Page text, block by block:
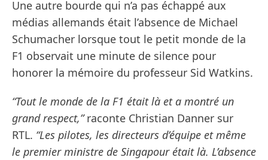
Une autre bourde qui n’a pas échappé aux
médias allemands était l’absence de Michael
Schumacher lorsque tout le petit monde de la
F1 observait une minute de silence pour
honorer la mémoire du professeur Sid Watkins.
“Tout le monde de la F1 était là et a montré un
grand respect,”raconte Christian Danner sur
RTL. “Les pilotes, les directeurs d’équipe et même
le premier ministre de Singapour était là. L’absence